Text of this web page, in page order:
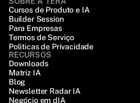
Cursos de Produto e IA
Builder Session
Para Empresas
Termos de Serviço
Politicas de Privacidade
RECURSOS
Downloads
Matriz IA
Blog
Newsletter Radar IA
Negócio em dIA